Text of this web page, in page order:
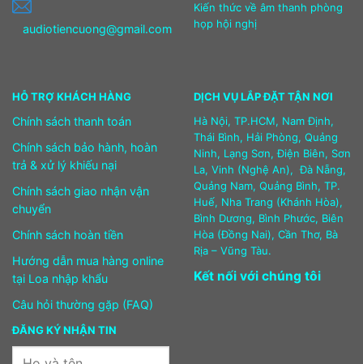
audiotiencuong@gmail.com
Kiến thức về âm thanh phòng
họp hội nghị
HỖ TRỢ KHÁCH HÀNG
Chính sách thanh toán
Chính sách bảo hành, hoàn
trả & xử lý khiếu nại
Chính sách giao nhận vận
chuyển
Chính sách hoàn tiền
Hướng dẫn mua hàng online
tại Loa nhập khẩu
Câu hỏi thường gặp (FAQ)
ĐĂNG KÝ NHẬN TIN
DỊCH VỤ LẮP ĐẶT TẬN NƠI
Hà Nội, TP.HCM, Nam Định,
Thái Bình, Hải Phòng, Quảng
Ninh, Lạng Sơn, Điện Biên, Sơn
La, Vinh (Nghệ An), Đà Nẵng,
Quảng Nam, Quảng Bình, TP.
Huế, Nha Trang (Khánh Hòa),
Bình Dương, Bình Phước, Biên
Hòa (Đồng Nai), Cần Thơ, Bà
Rịa – Vũng Tàu.
Kết nối với chúng tôi